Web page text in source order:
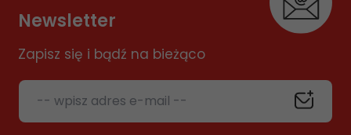
Newsletter
Zapisz się i bądź na bieżąco
-- wpisz adres e-mail --